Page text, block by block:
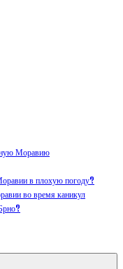
Моравию
в плохую погоду?
во время каникул